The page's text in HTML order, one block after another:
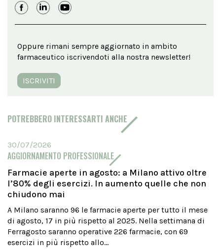
Oppure rimani sempre aggiornato in ambito
farmaceutico iscrivendoti alla nostra newsletter!
ISCRIVITI
POTREBBERO INTERESSARTI ANCHE
30/07/2026
AGGIORNAMENTO PROFESSIONALE
Farmacie aperte in agosto: a Milano attivo oltre
l’80% degli esercizi. In aumento quelle che non
chiudono mai
A Milano saranno 96 le farmacie aperte per tutto il mese
di agosto, 17 in più rispetto al 2025. Nella settimana di
Ferragosto saranno operative 226 farmacie, con 69
esercizi in più rispetto allo...